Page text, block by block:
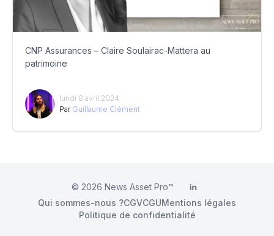
CNP Assurances – Claire Soulairac-Mattera au
patrimoine
lundi 8 avril 2024
Par Guillaume Clément
© 2026 News Asset Pro™ LinkedIn
Qui sommes-nous ?CGVCGUMentions légales
Politique de confidentialité